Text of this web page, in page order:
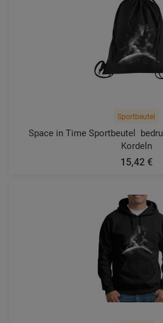
Sportbeutel
Space in Time Sportbeutel 
Kordeln
15,42 €